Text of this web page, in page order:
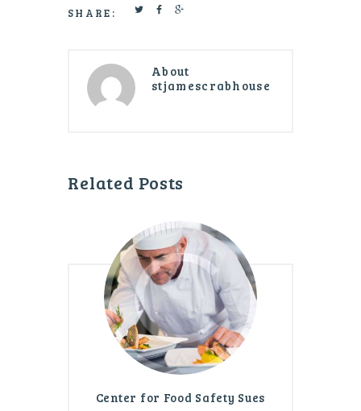
SHARE:
About
stjamescrabhouse
Related Posts
Center for Food Safety Sues